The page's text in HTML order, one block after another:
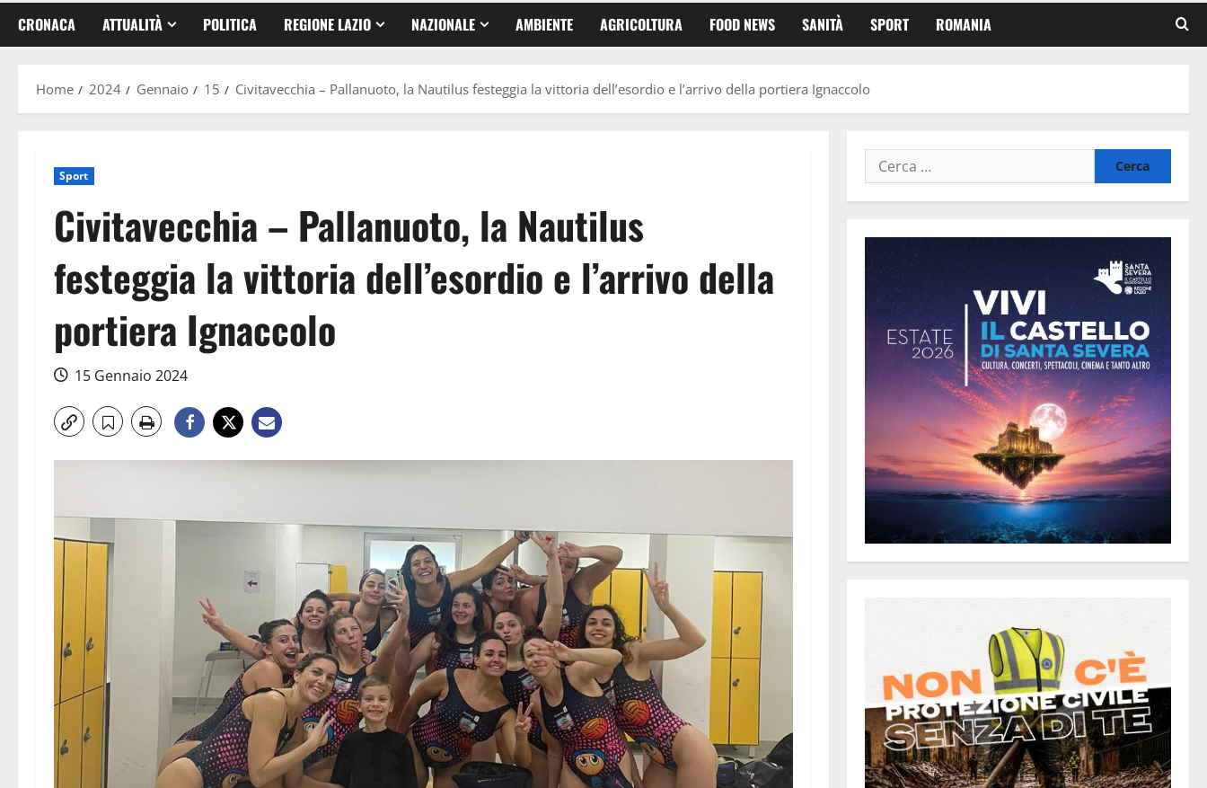
CRONACA ATTUALITÀ POLITICA REGIONE LAZIO NAZIONALE AMBIENTE AGRICOLTURA FOOD NEWS SANITÀ SPORT ROMANIA
Home 2024 Gennaio 15 Civitavecchia – Pallanuoto, la Nautilus festeggia la vittoria dell’esordio e l’arrivo della portiera Ignaccolo
Sport
Civitavecchia – Pallanuoto, la Nautilus
festeggia la vittoria dell’esordio e l’arrivo della
portiera Ignaccolo
15 Gennaio 2024
Ricerca
per: